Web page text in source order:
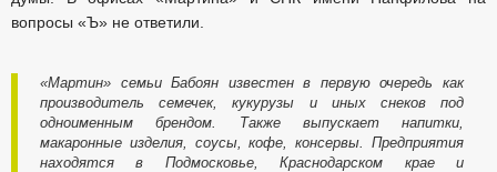
вопросы «Ъ» не ответили.
«Мартин» семьи Бабоян известен в первую очередь как
производитель семечек, кукурузы и иных снеков под
одноименным брендом. Также выпускает напитки,
макаронные изделия, соусы, кофе, консервы. Предприятия
находятся в Подмосковье, Краснодарском крае и